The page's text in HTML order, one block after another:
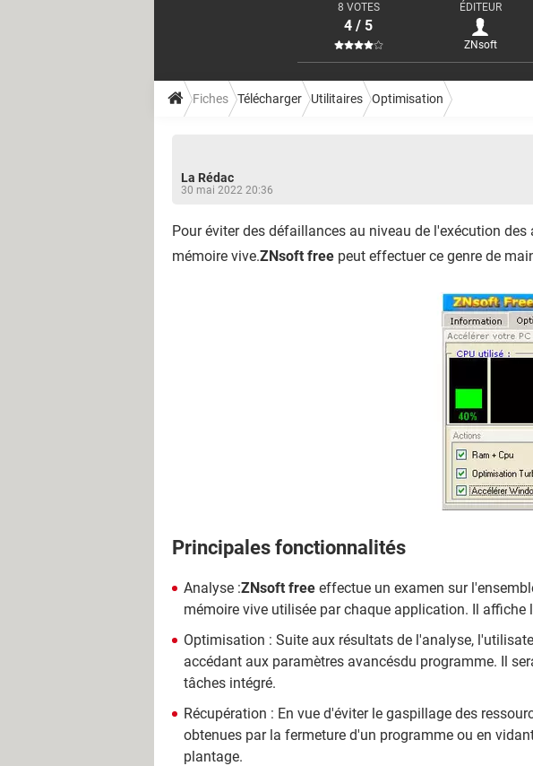
8 VOTES
4 / 5
ÉDITEUR
ZNsoft
Fiches Télécharger Utilitaires Optimisation
La Rédac
30 mai 2022 20:36
Pour éviter des défaillances au niveau de l'exécution
mémoire vive.ZNsoft free peut effectuer ce genre de
Principales fonctionnalités
Analyse :ZNsoft free effectue un examen sur
mémoire vive utilisée par chaque application. Il
Optimisation : Suite aux résultats de l'analyse,
accédant aux paramètres avancésdu programme. Il
tâches intégré.
Récupération : En vue d'éviter le gaspillage des
obtenues par la fermeture d'un programme ou en
plantage.